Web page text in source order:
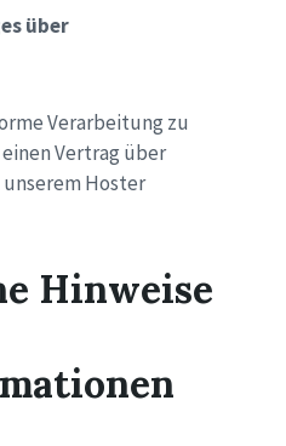
über
Verarbeitung zu
Vertrag über
Hoster
Hinweise